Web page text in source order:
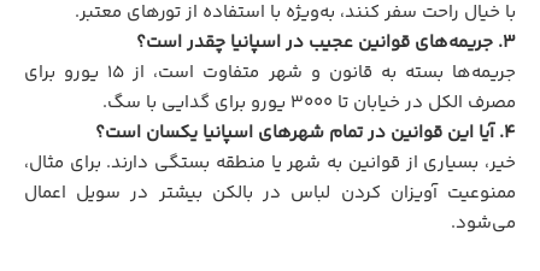
با خیال راحت سفر کنند، به‌ویژه با استفاده از تورهای معتبر.
۳. جریمه‌های قوانین عجیب در اسپانیا چقدر است؟
جریمه‌ها بسته به قانون و شهر متفاوت است، از ۱۵ یورو برای
مصرف الکل در خیابان تا ۳۰۰۰ یورو برای گدایی با سگ.
۴. آیا این قوانین در تمام شهرهای اسپانیا یکسان است؟
خیر، بسیاری از قوانین به شهر یا منطقه بستگی دارند. برای مثال،
ممنوعیت آویزان کردن لباس در بالکن بیشتر در سویل اعمال
می‌شود.